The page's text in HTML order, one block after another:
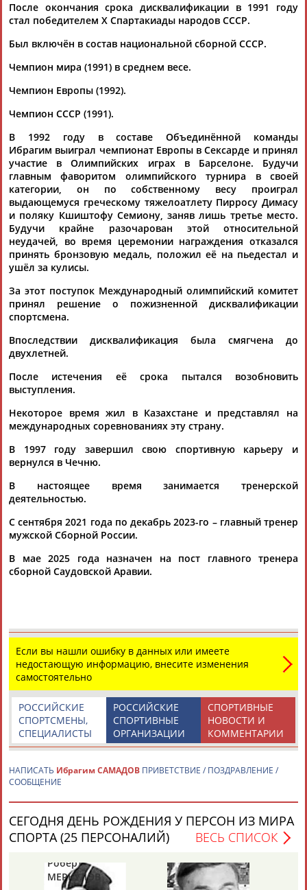
© Стадион, 1998-2026
Разработка и поддержка ООО НАИТ «Стадион»
Подпишись
После окончания срока дисквалификации в 1991 году
стал победителем X Спартакиады народов СССР.
Был включён в состав национальной сборной СССР.
Чемпион мира (1991) в среднем весе.
Чемпион Европы (1992).
Чемпион СССР (1991).
В 1992 году в составе Объединённой команды
Ибрагим выиграл чемпионат Европы в Сексарде и принял
участие в Олимпийских играх в Барселоне. Будучи
главным фаворитом олимпийского турнира в своей
категории, он по собственному весу проиграл
выдающемуся греческому тяжелоатлету Пирросу Димасу
и поляку Кшиштофу Семиону, заняв лишь третье место.
Будучи крайне разочарован этой относительной
неудачей, во время церемонии награждения отказался
принять бронзовую медаль, положил её на пьедестал и
ушёл за кулисы.
За этот поступок Международный олимпийский комитет
принял решение о пожизненной дисквалификации
спортсмена.
Впоследствии дисквалификация была смягчена до
двухлетней.
После истечения её срока пытался возобновить
выступления.
Некоторое время жил в Казахстане и представлял на
международных соревнованиях эту страну.
В 1997 году завершил свою спортивную карьеру и
вернулся в Чечню.
В настоящее время занимается тренерской
деятельностью.
С сентября 2021 года по декабрь 2023-го – главный тренер
мужской Сборной России.
В мае 2025 года назначен на пост главного тренера
сборной Саудовской Аравии.
Если вы нашли ошибку в данных или имеете
недостающую информацию, внесите изменения
самостоятельно
СПОРТИВНЫЕ
НОВОСТИ И
КОММЕНТАРИИ
РОССИЙСКИЕ
СПОРТИВНЫЕ
ОРГАНИЗАЦИИ
РОССИЙСКИЕ
СПОРТСМЕНЫ,
СПЕЦИАЛИСТЫ
НАПИСАТЬ Ибрагим САМАДОВ ПРИВЕТСТВИЕ / ПОЗДРАВЛЕНИЕ /
СООБЩЕНИЕ
СЕГОДНЯ ДЕНЬ РОЖДЕНИЯ У ПЕРСОН ИЗ МИРА
СПОРТА (25 ПЕРСОНАЛИЙ)
ВЕСЬ СПИСОК
Роберт
МЕРКУЛОВ